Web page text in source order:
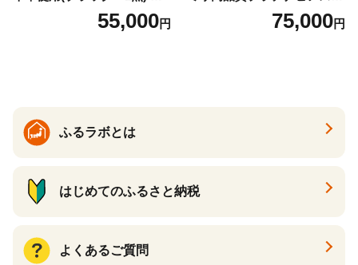
バック バッグ カバン レザー
国産 日本製 牛革 黒 革 革製
55,000円
t900 志摩産アコヤ真珠 ブラ
ックパール 黒真珠75,000円
ふるラボとは
はじめてのふるさと納税
よくあるご質問